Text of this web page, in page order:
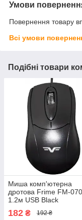
Умови
Повернення товару
Всі умови
Подібні товари
Миша комп'ютерна
дротова Frime FM-
1.2м USB Black
182 ₴ 192 ₴